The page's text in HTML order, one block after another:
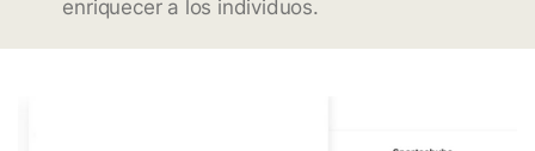
enriquecer a los individuos.